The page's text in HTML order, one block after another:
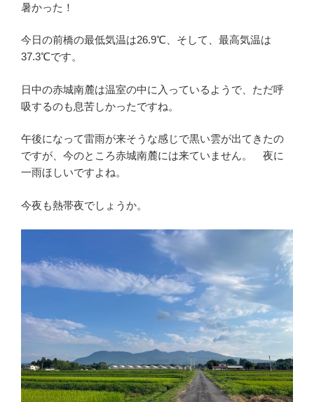
暑かった！
今日の前橋の最低気温は26.9℃、そして、最高気温は
37.3℃です。
日中の赤城南麓は温室の中に入っているようで、ただ呼
吸するのも息苦しかったですね。
午後になって雷雨が来そうな感じで黒い雲が出てきたの
ですが、今のところ赤城南麓には来ていません。 夜に
一雨ほしいですよね。
今夜も熱帯夜でしょうか。